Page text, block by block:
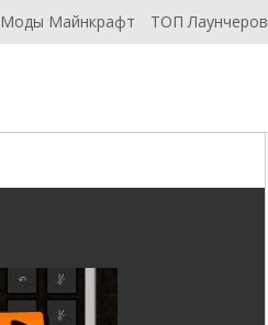
Моды Майнкрафт ТОП Лаунчеров